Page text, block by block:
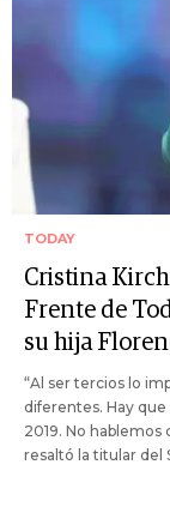
TODAY
Cristina
Frente de
su hija
“Al ser tercios lo
diferentes. Hay
2019. No
resaltó la titular del